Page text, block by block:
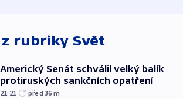
rubriky Svět
Americký Senát schválil velký balík
protiruských sankčních opatření
21:21 před 36 m